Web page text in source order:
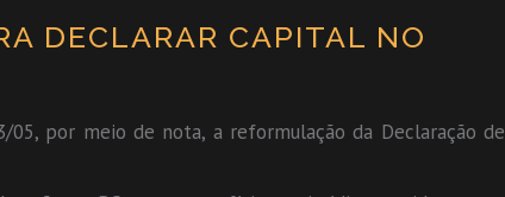
DECLARAR CAPITAL NO
por meio de nota, a reformulação da Declaração de